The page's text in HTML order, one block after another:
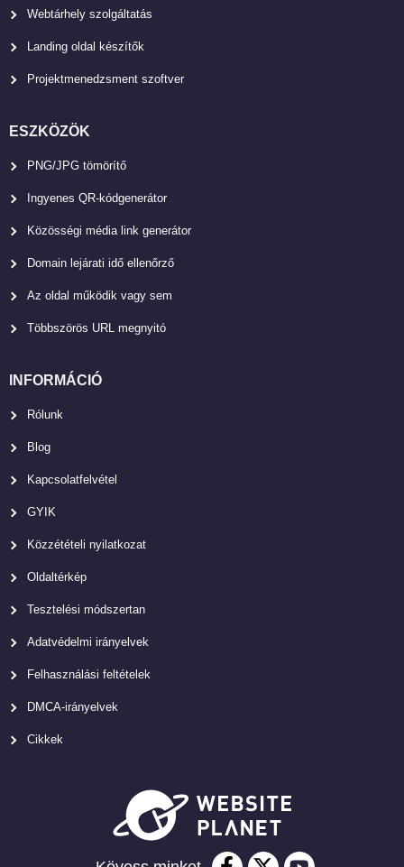
Webtárhely szolgáltatás
Landing oldal készítők
Projektmenedzsment szoftver
ESZKÖZÖK
PNG/JPG tömörítő
Ingyenes QR-kódgenerátor
Közösségi média link generátor
Domain lejárati idő ellenőrző
Az oldal működik vagy sem
Többszörös URL megnyitó
INFORMÁCIÓ
Rólunk
Blog
Kapcsolatfelvétel
GYIK
Közzétételi nyilatkozat
Oldaltérkép
Tesztelési módszertan
Adatvédelmi irányelvek
Felhasználási feltételek
DMCA-irányelvek
Cikkek